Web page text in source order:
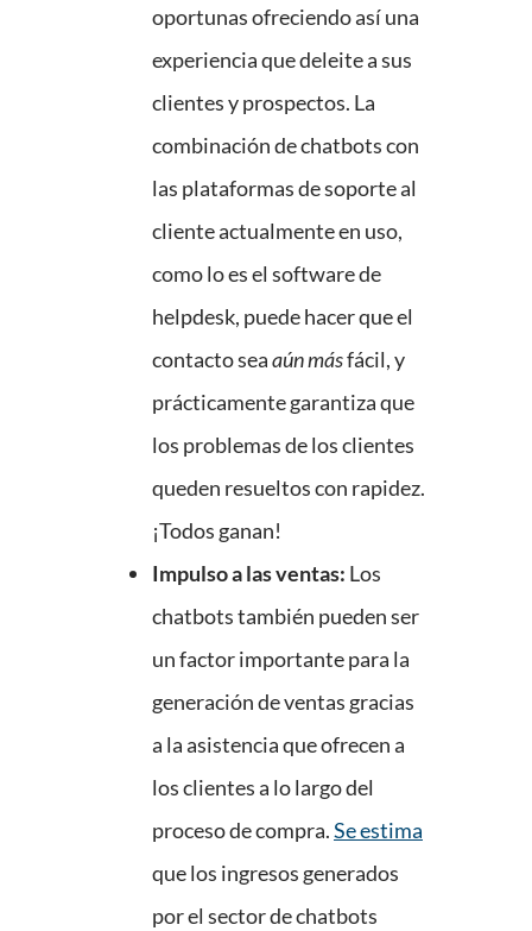
oportunas ofreciendo así una
experiencia que deleite a sus
clientes y prospectos. La
combinación de chatbots con
las plataformas de soporte al
cliente actualmente en uso,
como lo es el software de
helpdesk, puede hacer que el
contacto seaaún másfácil, y
prácticamente garantiza que
los problemas de los clientes
queden resueltos con rapidez.
¡Todos ganan!
Impulso a las ventas: Los
chatbots también pueden ser
un factor importante para la
generación de ventas gracias
a la asistencia que ofrecen a
los clientes a lo largo del
proceso de compra.Se estima
que los ingresos generados
por el sector de chatbots